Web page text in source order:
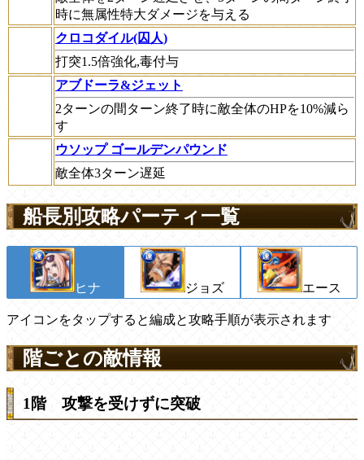
時に無属性特大ダメージを与える
クロコダイル(囚人)
打突1.5倍強化,毒付与
アブドーラ&ジェット
2ターンの間ターン終了時に敵全体のHPを10%減ら
す
ウソップ ゴールデンパウンド
敵全体3ターン遅延
船長別攻略パーティ一覧
ヒナ ジョズ エース
アイコンをタップすると編成と攻略手順が表示されます
階ごとの敵情報
1階 攻撃を受けずに突破